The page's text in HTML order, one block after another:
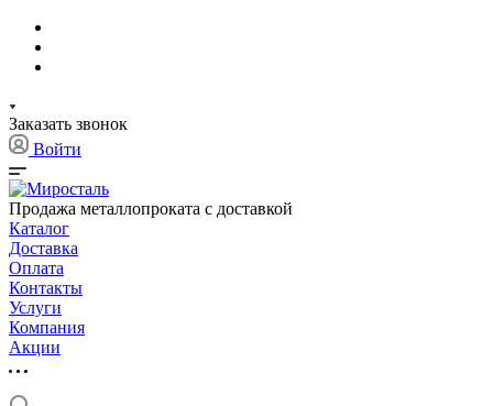
Заказать звонок
Войти
Продажа металлопроката с доставкой
Каталог
Доставка
Оплата
Контакты
Услуги
Компания
Акции